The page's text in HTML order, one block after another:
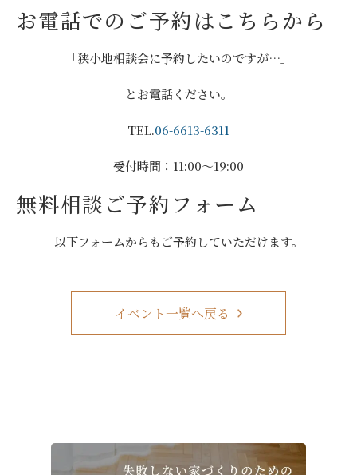
お電話でのご予約はこちらから
「狭小地相談会に予約したいのですが…」
とお電話ください。
TEL.06-6613-6311
受付時間：11:00～19:00
無料相談ご予約フォーム
以下フォームからもご予約していただけます。
イベント一覧へ戻る